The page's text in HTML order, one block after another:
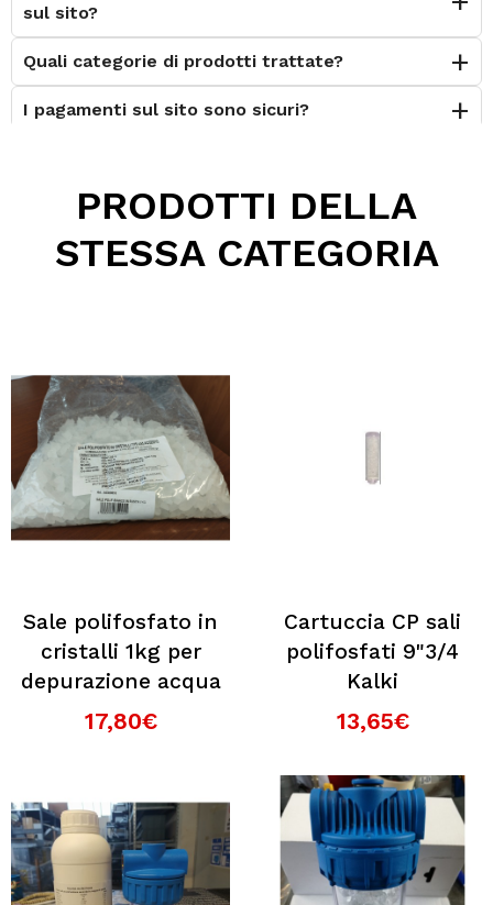
sul sito?
Quali categorie di prodotti trattate?
I pagamenti sul sito sono sicuri?
Posso contattarvi prima dell'acquisto?
Perché scegliere Elettromeccanica Calzolari?
PRODOTTI DELLA
STESSA CATEGORIA
Sale polifosfato in
cristalli 1kg per
depurazione acqua
17,80€
Cartuccia CP sali
polifosfati 9"3/4
Kalki
13,65€